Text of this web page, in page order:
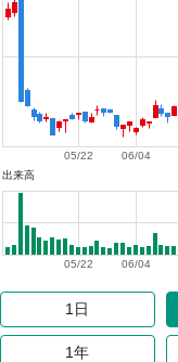
06/04
05/22
出来高
06/04
05/22
1日
1年